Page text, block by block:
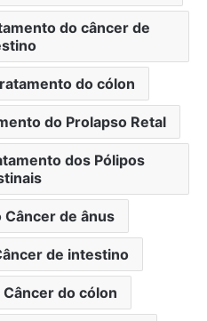
do câncer de
do cólon
do Prolapso Retal
dos Pólipos
Câncer de ânus
de intestino
do cólon